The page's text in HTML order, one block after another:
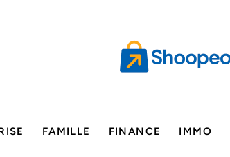
FAMILLE FINANCE IMMO